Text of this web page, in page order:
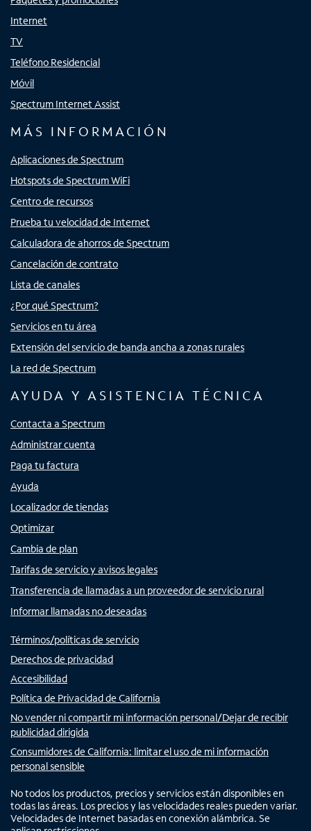
Internet
TV
Teléfono Residencial
Móvil
Spectrum Internet Assist
MÁS INFORMACIÓN
Aplicaciones de Spectrum
Hotspots de Spectrum WiFi
Centro de recursos
Prueba tu velocidad de Internet
Calculadora de ahorros de Spectrum
Cancelación de contrato
Lista de canales
¿Por qué Spectrum?
Servicios en tu área
Extensión del servicio de banda ancha a zonas rurales
La red de Spectrum
AYUDA Y ASISTENCIA TÉCNICA
Contacta a Spectrum
Administrar cuenta
Paga tu factura
Ayuda
Localizador de tiendas
Optimizar
Cambia de plan
Tarifas de servicio y avisos legales
Transferencia de llamadas a un proveedor de servicio rural
Informar llamadas no deseadas
Términos/políticas de servicio
Derechos de privacidad
Accesibilidad
Política de Privacidad de California
No vender ni compartir mi información personal/Dejar de recibir
publicidad dirigida
Consumidores de California: limitar el uso de mi información
personal sensible
No todos los productos, precios y servicios están disponibles en
todas las áreas. Los precios y las velocidades reales pueden variar.
Velocidades de Internet basadas en conexión alámbrica. Se